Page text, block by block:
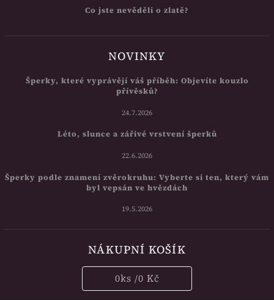
Co jste nevěděli o zlatě?
NOVINKY
Šperky, které vyprávějí váš příběh: Objevíte kouzlo
přívěsků?
24.7.2026
Léto, slunce a zářivé vrstvení šperků
22.6.2026
Šperky podle znamení zvěrokruhu: Vyberte si ten, který vám
byl vepsán ve hvězdách
19.5.2026
NÁKUPNÍ KOŠÍK
0ks /0 Kč